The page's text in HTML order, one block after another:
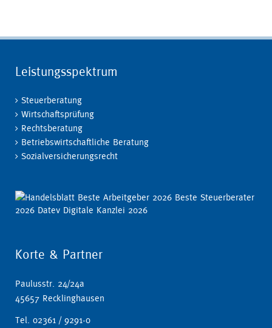
Leistungsspektrum
Steuerberatung
Wirtschaftsprüfung
Rechtsberatung
Betriebswirtschaftliche Beratung
Sozialversicherungsrecht
Korte & Partner
Paulusstr. 24/24a
45657 Recklinghausen
Tel. 02361 / 9291-0